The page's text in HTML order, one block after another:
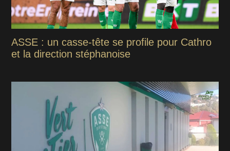
ASSE : un casse-tête se profile pour Cathro
et la direction stéphanoise